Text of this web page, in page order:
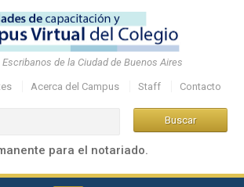
Escribanos de la Ciudad de Buenos Aires
Acerca del Campus Staff Contacto
para el notariado.